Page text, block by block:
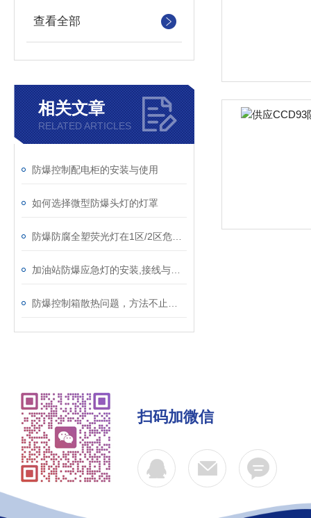
查看全部
相关文章
RELATED ARTICLES
防爆控制配电柜的安装与使用
如何选择微型防爆头灯的灯罩
扫码加微信